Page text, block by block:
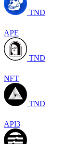
TND
APE
TND
NFT
TND
API3